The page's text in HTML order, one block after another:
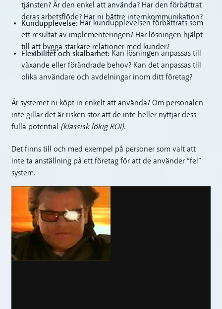
tjänsten? Är den enkel att använda? Har den förbättrat
deras arbetsflöde? Har ni bättre internkommunikation?
Kundupplevelse: Har kundupplevelsen förbättrats som
ett resultat av implementeringen? Har lösningen hjälpt
till att bygga starkare relationer med kunder?
Flexibilitet och skalbarhet: Kan lösningen anpassas till
växande eller förändrade behov? Kan det anpassas till
olika användare och avdelningar inom ditt företag?
Är systemet ni köpt in enkelt att använda? Om personalen
inte gillar det är risken stor att de inte heller nyttjar dess
fulla potential (klassisk lökig ROI).
Det finns till och med exempel på personer som valt att
inte ta anställning på ett företag för att de använder ”fel”
system.